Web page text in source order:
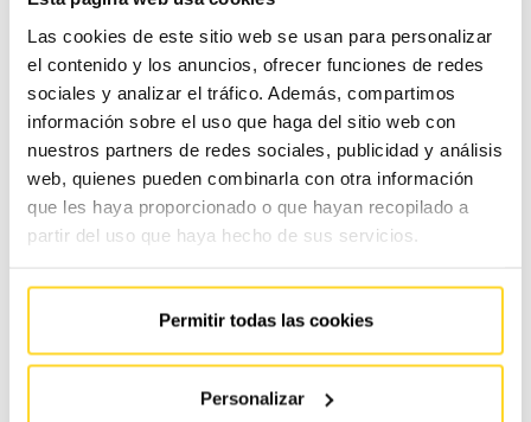
Las cookies de este sitio web se usan para personalizar
el contenido y los anuncios, ofrecer funciones de redes
sociales y analizar el tráfico. Además, compartimos
información sobre el uso que haga del sitio web con
nuestros partners de redes sociales, publicidad y análisis
web, quienes pueden combinarla con otra información
que les haya proporcionado o que hayan recopilado a
partir del uso que haya hecho de sus servicios.
Permitir todas las cookies
Personalizar
Salvaescaleras
Las sillas y plataformas salvaescaleras constituyen la solución de
accesibilidad más económica y compacta del mercado: un
recorre un raíl en paralelo a la escalera. Con la simple presión de…